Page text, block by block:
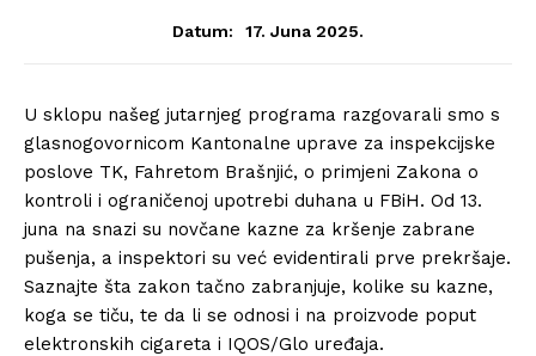
Datum: 17. Juna 2025.
U sklopu našeg jutarnjeg programa razgovarali smo s
glasnogovornicom Kantonalne uprave za inspekcijske
poslove TK, Fahretom Brašnjić, o primjeni Zakona o
kontroli i ograničenoj upotrebi duhana u FBiH. Od 13.
juna na snazi su novčane kazne za kršenje zabrane
pušenja, a inspektori su već evidentirali prve prekršaje.
Saznajte šta zakon tačno zabranjuje, kolike su kazne,
koga se tiču, te da li se odnosi i na proizvode poput
elektronskih cigareta i IQOS/Glo uređaja.